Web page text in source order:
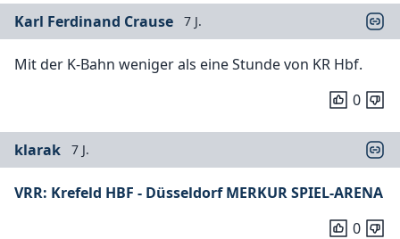
Karl Ferdinand Crause 7 J.
Mit der K-Bahn weniger als eine Stunde von KR Hbf.
0
klarak 7 J.
VRR: Krefeld HBF - Düsseldorf MERKUR SPIEL-ARENA
0